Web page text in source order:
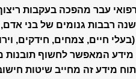
עבר מהפכה בעקבות
שנה רבבות גנומים של בני
חיים, צמחים, חידקים,
המאפשר לחשוף תובנות
מידע זה מחייב שיטות